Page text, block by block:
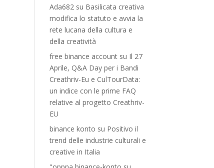
Ada682 su Basilicata creativa
modifica lo statuto e avvia la
rete lucana della cultura e
della creatività
free binance account su Il 27
Aprile, Q&A Day per i Bandi
Creathriv-Eu e CulTourData:
un indice con le prime FAQ
relative al progetto Creathriv-
EU
binance konto su Positivo il
trend delle industrie culturali e
creative in Italia